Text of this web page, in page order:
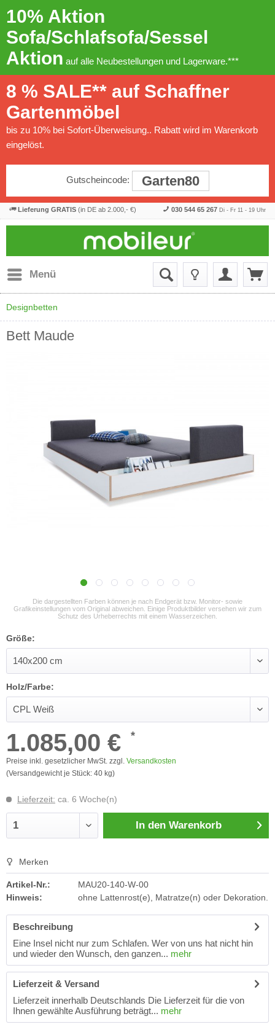
10% Aktion
Sofa/Schlafsofa/Sessel
Aktion auf alle Neubestellungen und Lagerware.***
8 % SALE** auf Schaffner
Gartenmöbel
bis zu 10% bei Sofort-Überweisung.. Rabatt wird im Warenkorb
eingelöst.
Gutscheincode: Garten80
Lieferung GRATIS (in DE ab 2.000,- €) 030 544 65 267 Di - Fr 11 - 19 Uhr
Menü
Designbetten
Bett Maude
Die dargestellten Farben können je nach Endgerät bzw. Monitor- sowie
Grafikeinstellungen vom Original abweichen. Einige Produktbilder versehen wir zum
Schutz des Urheberrechts mit einem Wasserzeichen.
Größe:
Holz/Farbe:
1.085,00 € *
Preise inkl. gesetzlicher MwSt. zzgl. Versandkosten
(Versandgewicht je Stück: 40 kg)
Lieferzeit: ca. 6 Woche(n)
In den Warenkorb
Merken
Artikel-Nr.:
MAU20-140-W-00
Hinweis:
ohne Lattenrost(e), Matratze(n) oder Dekoration.
Beschreibung
Eine Insel nicht nur zum Schlafen. Wer von uns hat nicht hin
und wieder den Wunsch, den ganzen... mehr
Lieferzeit & Versand
Lieferzeit innerhalb Deutschlands Die Lieferzeit für die von
Ihnen gewählte Ausführung beträgt... mehr